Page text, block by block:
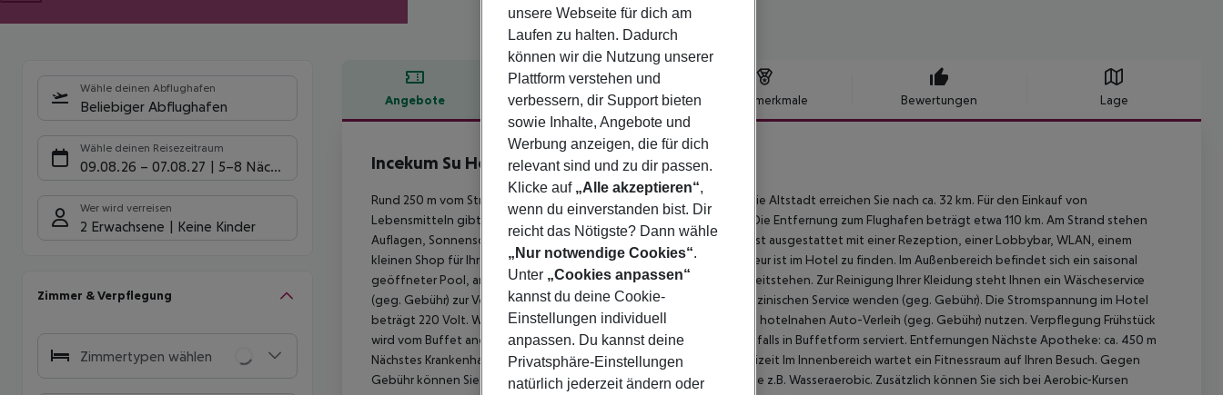
Wähle deinen Abflughafen
Beliebiger Abflughafen
Wähle deinen Reisezeitraum
09.08.26 – 07.08.27 5-8 Nächte
Wer wird verreisen
2 Erwachsene Keine Kinder
Zimmer & Verpflegung
Zimmertypen wählen
Angebote Hotelbeschreibung Hotelmerkmale Bewertungen Lage
Hotelbeschreibung
Incekum Su Hotel
4
Rund 250 m vom Strand entfernt liegt das Hotel Incekum Su Hotel. Die Altstadt erreichen Sie nach ca. 32 km. Für den Einkauf von
Lebensmitteln gibt es einen Supermarkt in etwa 750 m Entfernung. Die Entfernung zum Flughafen beträgt etwa 110 km. Am Strand stehen
Auflagen, Sonnenschirme und Badetücher zur Verfügung. Das Hotel ist ausgestattet mit einer Rezeption, einer Lobbybar, WLAN, einem
kleinen Shop für Ihre Einkäufe sowie Parkmöglichkeiten. Auch ein Friseur ist im Hotel zu finden. Im Außenbereich befindet sich ein saisonal
geöffneter Pool, an dem Liegestühle und Sonnenschirme für Sie bereitstehen. Zur Reinigung Ihrer Kleidung steht Ihnen ein Wäscheservice
(geg. Gebühr) zur Verfügung. Bei Bedarf können Sie sich an den medizinischen Service wenden (geg. Gebühr). Die Stromspannung im Hotel
beträgt 220 Volt. Wer die Urlaubsregion erkunden möchte, kann den hotelnahen Auto-Verleih (geg. Gebühr) nutzen. Verpflegung Frühstück
wird vom Buffet angeboten. Mittag- und Abendessen werden ebenfalls in Buffetform serviert. Entfernungen Nächste Apotheke: ca. 450 m
Nächstes Krankenhaus: ca. 30 km Nächste Bank: ca. 1 kmSport und Freizeit Im Innenbereich wartet ein Fitnessraum auf Ihren Besuch. Gegen
Gebühr können Sie verschiedene Wassersport-Angebote nutzen, wie z.B. Wasseraerobic. Zusätzlich können Sie sich bei Aerobic-Kursen
unsere Webseite für dich am
Laufen zu halten. Dadurch
können wir die Nutzung unserer
Plattform verstehen und
verbessern, dir Support bieten
sowie Inhalte, Angebote und
Werbung anzeigen, die für dich
relevant sind und zu dir passen.
Klicke auf „Alle akzeptieren“,
wenn du einverstanden bist. Dir
reicht das Nötigste? Dann wähle
„Nur notwendige Cookies“.
Unter „Cookies anpassen“
kannst du deine Cookie-
Einstellungen individuell
anpassen. Du kannst deine
Privatsphäre-Einstellungen
natürlich jederzeit ändern oder